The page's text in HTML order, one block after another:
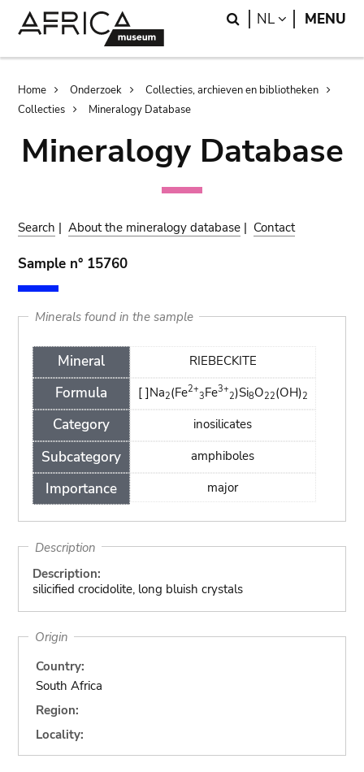
Search
NL LANGUAGE
MENU
Breadcrumb
Home Onderzoek
Collecties, archieven en bibliotheken
Collecties
Mineralogy Database
Mineralogy Database
Search |About the mineralogy database | Contact
Sample n° 15760
Minerals found in the sample
Mineral
Formula
Category
Subcategory
Importance
RIEBECKITE
[ ]Na2(Fe2+
3Fe3+
2)Si8O22(OH)2
inosilicates
amphiboles
major
Description
Description:
silicified crocidolite, long bluish crystals
Origin
Country:
South Africa
Region:
Locality: